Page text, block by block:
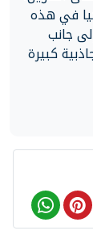
في هذه
جانب
كبيرة